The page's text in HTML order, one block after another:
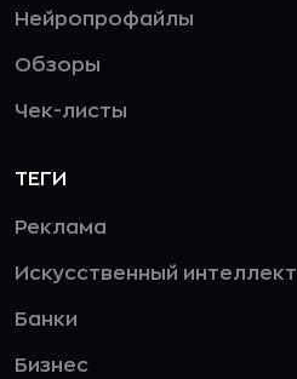
Нейропрофайлы
Обзоры
Чек-листы
ТЕГИ
Реклама
Искусственный интеллект
Банки
Бизнес